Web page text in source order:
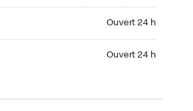
Ouvert 24 h
Ouvert 24 h